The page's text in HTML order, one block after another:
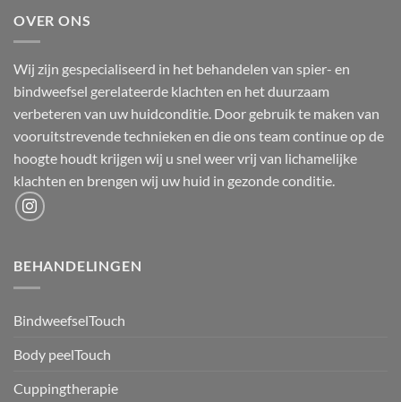
OVER ONS
Wij zijn gespecialiseerd in het behandelen van spier- en
bindweefsel gerelateerde klachten en het duurzaam
verbeteren van uw huidconditie. Door gebruik te maken van
vooruitstrevende technieken en die ons team continue op de
hoogte houdt krijgen wij u snel weer vrij van lichamelijke
klachten en brengen wij uw huid in gezonde conditie.
BEHANDELINGEN
BindweefselTouch
Body peelTouch
Cuppingtherapie